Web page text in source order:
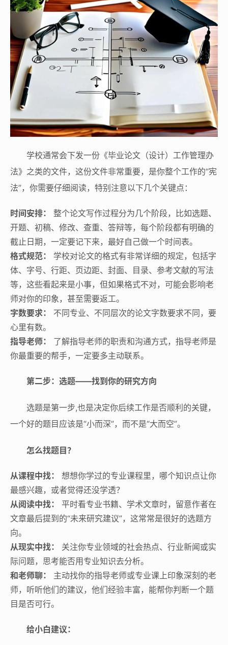
学校通常会下发一份《毕业论文（设计）工作管理办
法》之类的文件，这份文件非常重要，是你整个工作的“宪
法”，你需要仔细阅读，特别注意以下几个关键点：
时间安排：
整个论文写作过程分为几个阶段，比如选题、
开题、初稿、修改、查重、答辩等，每个阶段都有明确的
截止日期，一定要记下来，最好自己做一个时间表。
格式规范：
学校对论文的格式有非常详细的规定，包括字
体、字号、行距、页边距、封面、目录、参考文献的写法
等，这些看起来是小事，但如果格式不对，可能会影响老
师对你的印象，甚至需要返工。
字数要求：
不同专业、不同层次的论文字数要求不同，要
心里有数。
指导老师：
了解指导老师的职责和沟通方式，指导老师是
你最重要的帮手，一定要多主动联系。
第二步：选题——找到你的研究方向
选题是第一步,也是决定你后续工作是否顺利的关键，
一个好的题目应该是“小而深”，而不是“大而空”。
怎么找题目？
从课程中找：
想想你学过的专业课程里，哪个知识点让你
最感兴趣，或者觉得还没学透？
从阅读中找：
平时看专业书籍、学术文章时，留意作者在
文章最后提到的“未来研究建议”，这常常是很好的选题方
向。
从现实中找：
关注你专业领域的社会热点、行业新闻或实
际问题，思考能否用专业知识去分析。
和老师聊：
主动找你的指导老师或专业课上印象深刻的老
师，听听他们的建议，他们经验丰富，能帮你判断一个题
目是否可行。
给小白建议：